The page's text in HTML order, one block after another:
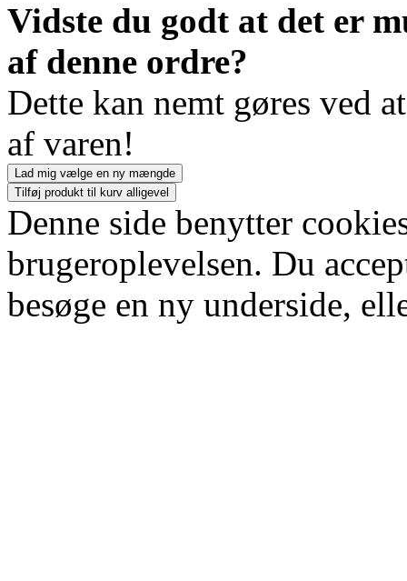
Vidste du godt at det er
af denne ordre?
Dette kan nemt gøres ved
af varen!
Lad mig vælge en ny mængde
Tilføj produkt til kurv alligevel
Denne side benytter
brugeroplevelsen. Du
besøge en ny underside,